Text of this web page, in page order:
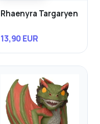
Rhaenyra Targaryen
13,90 EUR